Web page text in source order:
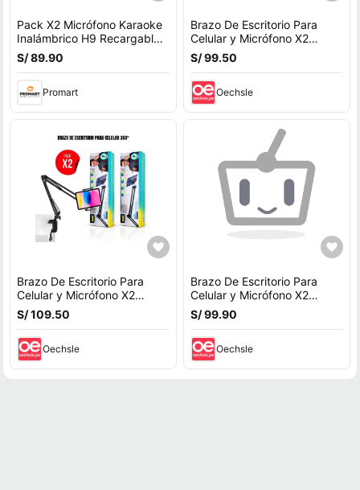
Pack X2 Micrófono Karaoke
Inalámbrico H9 Recargable
Con Luz RGB
S/ 89.90
Promart
Brazo De Escritorio Para
Celular y Micrófono X2
Unidades
S/ 99.50
Oechsle
Brazo De Escritorio Para
Celular y Micrófono X2
Unidades
S/ 109.50
Oechsle
Brazo De Escritorio Para
Celular y Micrófono X2
unidades
S/ 99.90
Oechsle